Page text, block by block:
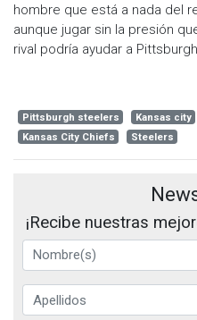
hombre que está a nada del
aunque jugar sin la presión
rival podría ayudar a
Pittsburgh steelers Kansas city
Kansas City Chiefs
Steelers
¡Recibe nuestras